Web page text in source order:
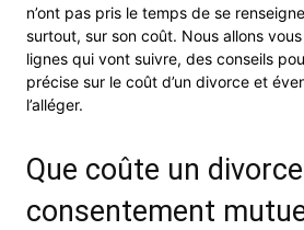
n’ont pas pris le temps de se
surtout, sur son coût. Nous allons
lignes qui vont suivre, des conseils
précise sur le coût d’un divorce et
l’alléger.
Que coûte un
consentement